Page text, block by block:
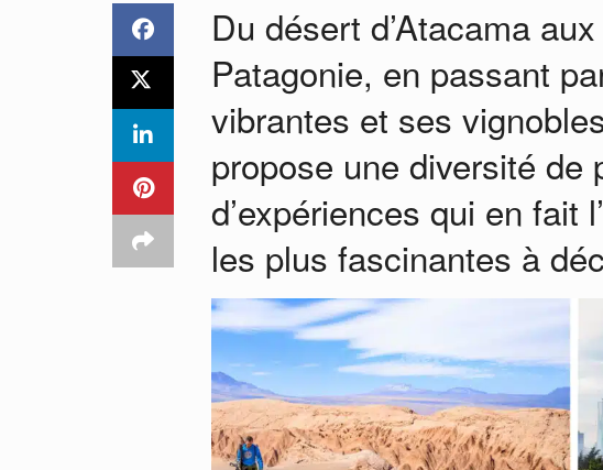
Du désert d’Atacama
Patagonie, en passant
vibrantes et ses
propose une diversité de
d’expériences qui en fait
les plus fascinantes à